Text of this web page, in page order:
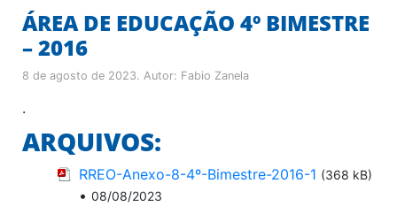
ÁREA DE EDUCAÇÃO 4º BIMESTRE
– 2016
8 de agosto de 2023. Autor: Fabio Zanela
.
ARQUIVOS:
RREO-Anexo-8-4º-Bimestre-2016-1 (368 kB)
• 08/08/2023